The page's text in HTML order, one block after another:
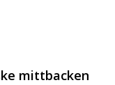
mittbacken